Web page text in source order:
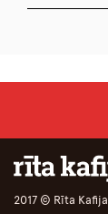
2017 © Rīta Kafija